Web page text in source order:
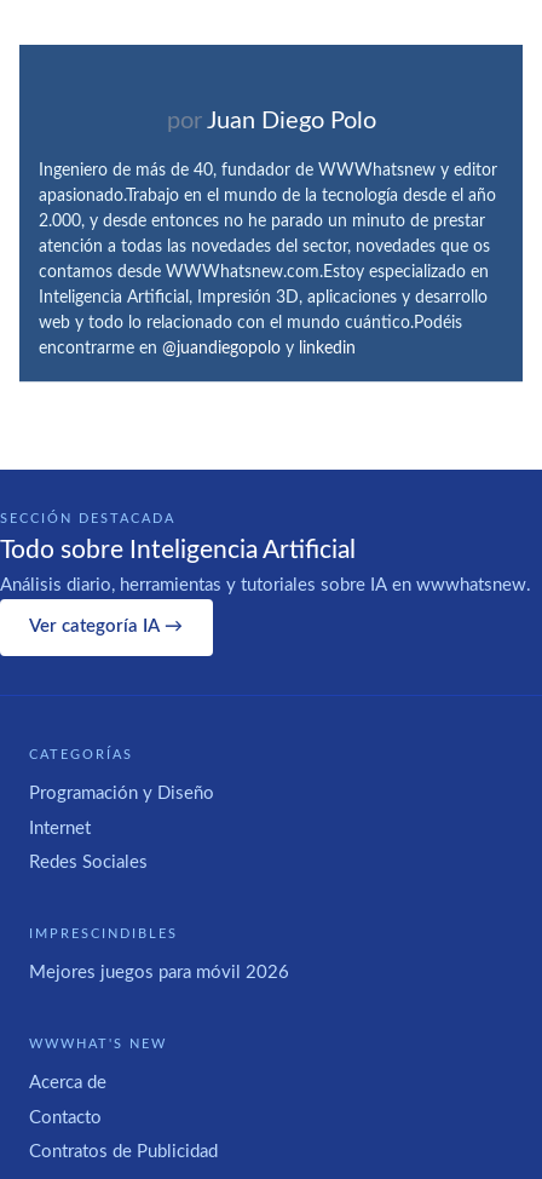
por Juan Diego Polo
Ingeniero de más de 40, fundador de WWWhatsnew y editor
apasionado.Trabajo en el mundo de la tecnología desde el año
2.000, y desde entonces no he parado un minuto de prestar
atención a todas las novedades del sector, novedades que os
contamos desde WWWhatsnew.com.Estoy especializado en
Inteligencia Artificial, Impresión 3D, aplicaciones y desarrollo
web y todo lo relacionado con el mundo cuántico.Podéis
encontrarme en @juandiegopolo y linkedin
SECCIÓN DESTACADA
Todo sobre Inteligencia Artificial
Análisis diario, herramientas y tutoriales sobre IA en wwwhatsnew.
Ver categoría IA →
CATEGORÍAS
Programación y Diseño
Internet
Redes Sociales
IMPRESCINDIBLES
Mejores juegos para móvil 2026
WWWHAT'S NEW
Acerca de
Contacto
Contratos de Publicidad